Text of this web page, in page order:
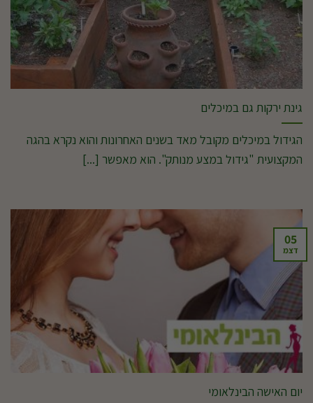
גינת ירקות גם במיכלים
הגידול במיכלים מקובל מאד בשנים האחרונות והוא נקרא בהגה
המקצועית "גידול במצע מנותק". הוא מאפשר [...]
יום האישה הבינלאומי
05
דצמ